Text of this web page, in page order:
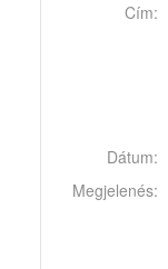
Cím:
Dátum:
Megjelenés: